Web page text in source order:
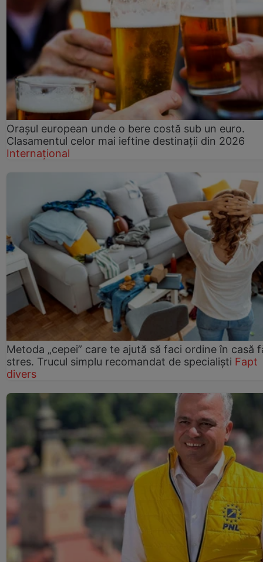
Orașul european unde o bere costă sub un euro.
Clasamentul celor mai ieftine destinații din 2026
Internațional
Metoda „cepei” care te ajută să faci ordine în casă
stres. Trucul simplu recomandat de specialiști Fapt
divers